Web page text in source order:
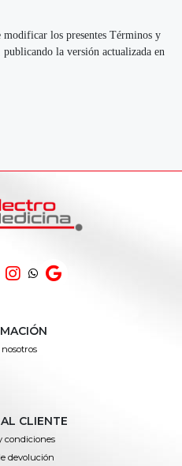
modificar los presentes Términos y
la versión actualizada en
nosotros
CLIENTE
condiciones
devolución